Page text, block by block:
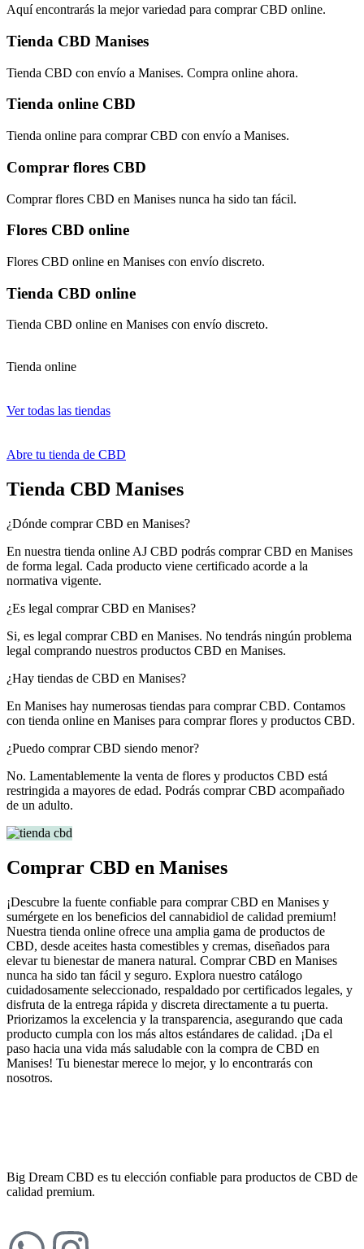
Aquí encontrarás la mejor variedad para comprar CBD online.
Tienda CBD Manises
Tienda CBD con envío a Manises. Compra online ahora.
Tienda online CBD
Tienda online para comprar CBD con envío a Manises.
Comprar flores CBD
Comprar flores CBD en Manises nunca ha sido tan fácil.
Flores CBD online
Flores CBD online en Manises con envío discreto.
Tienda CBD online
Tienda CBD online en Manises con envío discreto.
Tienda online
Ver todas las tiendas
Abre tu tienda de CBD
Tienda CBD Manises
¿Dónde comprar CBD en Manises?
En nuestra tienda online AJ CBD podrás comprar CBD en Manises
de forma legal. Cada producto viene certificado acorde a la
normativa vigente.
¿Es legal comprar CBD en Manises?
Si, es legal comprar CBD en Manises. No tendrás ningún problema
legal comprando nuestros productos CBD en Manises.
¿Hay tiendas de CBD en Manises?
En Manises hay numerosas tiendas para comprar CBD. Contamos
con tienda online en Manises para comprar flores y productos CBD.
¿Puedo comprar CBD siendo menor?
No. Lamentablemente la venta de flores y productos CBD está
restringida a mayores de edad. Podrás comprar CBD acompañado
de un adulto.
Comprar CBD en Manises
¡Descubre la fuente confiable para comprar CBD en Manises y
sumérgete en los beneficios del cannabidiol de calidad premium!
Nuestra tienda online ofrece una amplia gama de productos de
CBD, desde aceites hasta comestibles y cremas, diseñados para
elevar tu bienestar de manera natural. Comprar CBD en Manises
nunca ha sido tan fácil y seguro. Explora nuestro catálogo
cuidadosamente seleccionado, respaldado por certificados legales, y
disfruta de la entrega rápida y discreta directamente a tu puerta.
Priorizamos la excelencia y la transparencia, asegurando que cada
producto cumpla con los más altos estándares de calidad. ¡Da el
paso hacia una vida más saludable con la compra de CBD en
Manises! Tu bienestar merece lo mejor, y lo encontrarás con
nosotros.
Big Dream CBD es tu elección confiable para productos de CBD de
calidad premium.